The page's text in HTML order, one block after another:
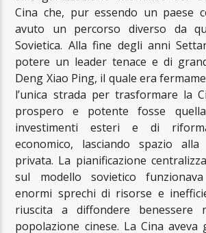
Cina che, pur essendo un paese
avuto un percorso diverso da
Sovietica. Alla fine degli anni
potere un leader tenace e di
Deng Xiao Ping, il quale era
l’unica strada per trasformare la
prospero e potente fosse
investimenti esteri e di
economico, lasciando spazio
privata. La pianificazione
sul modello sovietico
enormi sprechi di risorse e
riuscita a diffondere benessere
popolazione cinese. La Cina aveva